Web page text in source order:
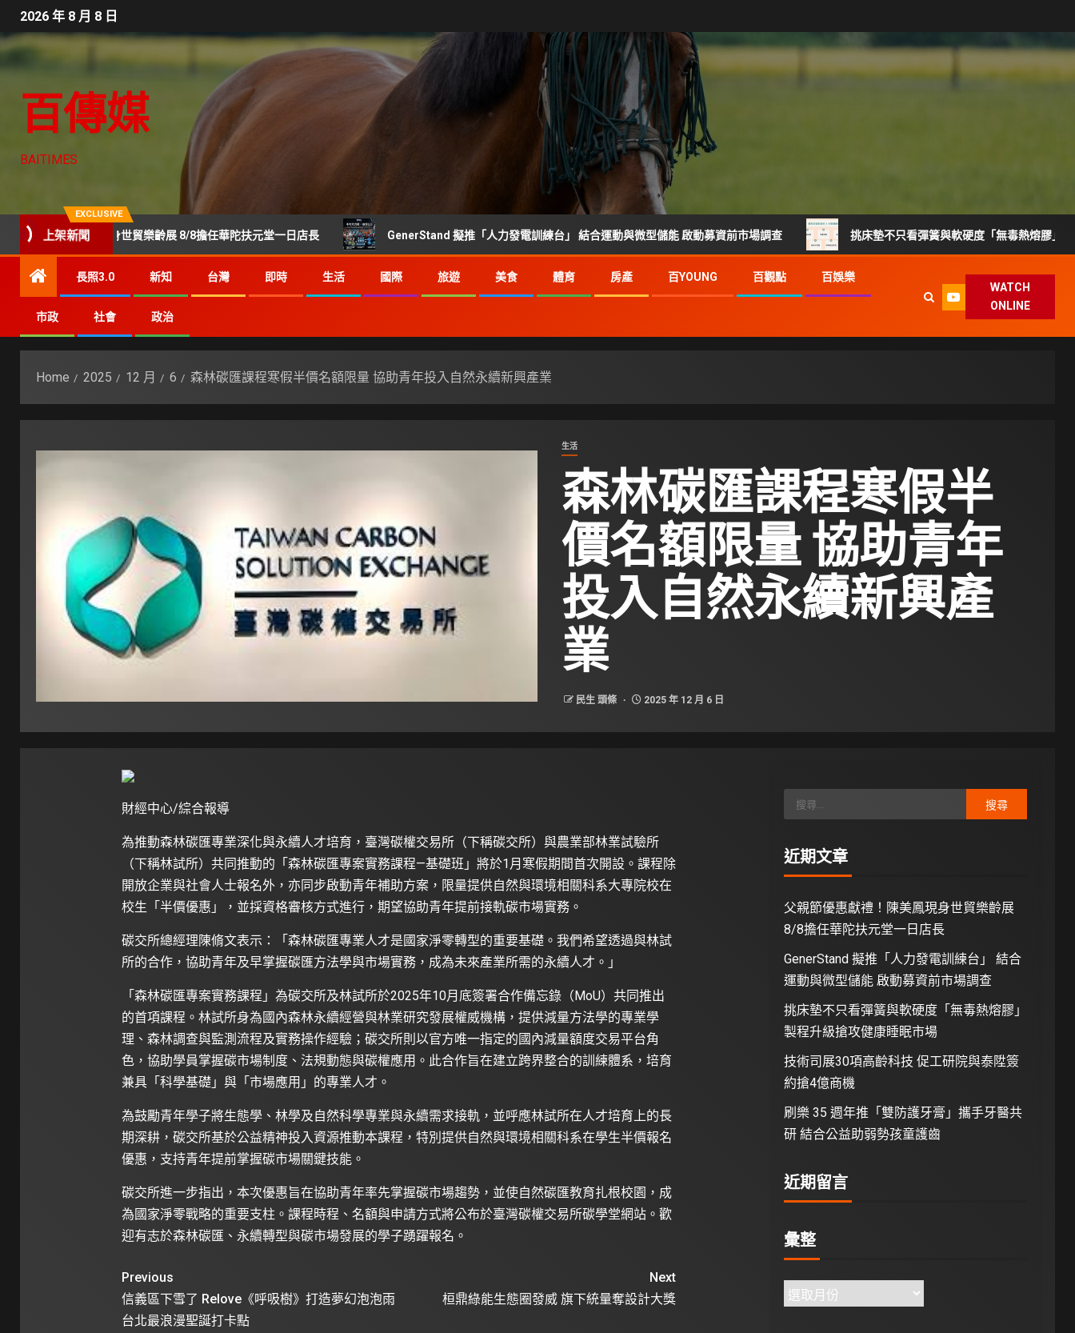
2026 年 8 月 8 日
百傳媒
BAITIMES
EXCLUSIVE
上架新聞
！陳美鳳現身世貿樂齡展 8/8擔任華陀扶元堂一日店長 GenerStand 擬推「人力發電訓練台」 結合運動與微型儲能 啟動募資前市場調查 挑床墊不只看彈簧與軟硬度「無毒熱熔膠」製程升級
長照3.0 新知 台灣 即時 生活 國際 旅遊 美食 體育 房產 百YOUNG 百觀點 百娛樂
市政 社會 政治
WATCH
ONLINE
Home 2025 12 月 6 森林碳匯課程寒假半價名額限量 協助青年投入自然永續新興產業
生活
森林碳匯課程寒假半
價名額限量 協助青年
投入自然永續新興產
業
民生 頭條 2025 年 12 月 6 日
財經中心/綜合報導
為推動森林碳匯專業深化與永續人才培育，臺灣碳權交易所（下稱碳交所）與農業部林業試驗所
（下稱林試所）共同推動的「森林碳匯專案實務課程—基礎班」將於1月寒假期間首次開設。課程除
開放企業與社會人士報名外，亦同步啟動青年補助方案，限量提供自然與環境相關科系大專院校在
校生「半價優惠」，並採資格審核方式進行，期望協助青年提前接軌碳市場實務。
碳交所總經理陳脩文表示：「森林碳匯專業人才是國家淨零轉型的重要基礎。我們希望透過與林試
所的合作，協助青年及早掌握碳匯方法學與市場實務，成為未來產業所需的永續人才。」
「森林碳匯專案實務課程」為碳交所及林試所於2025年10月底簽署合作備忘錄（MoU）共同推出
的首項課程。林試所身為國內森林永續經營與林業研究發展權威機構，提供減量方法學的專業學
理、森林調查與監測流程及實務操作經驗；碳交所則以官方唯一指定的國內減量額度交易平台角
色，協助學員掌握碳市場制度、法規動態與碳權應用。此合作旨在建立跨界整合的訓練體系，培育
兼具「科學基礎」與「市場應用」的專業人才。
為鼓勵青年學子將生態學、林學及自然科學專業與永續需求接軌，並呼應林試所在人才培育上的長
期深耕，碳交所基於公益精神投入資源推動本課程，特別提供自然與環境相關科系在學生半價報名
優惠，支持青年提前掌握碳市場關鍵技能。
碳交所進一步指出，本次優惠旨在協助青年率先掌握碳市場趨勢，並使自然碳匯教育扎根校園，成
為國家淨零戰略的重要支柱。課程時程、名額與申請方式將公布於臺灣碳權交易所碳學堂網站。歡
迎有志於森林碳匯、永續轉型與碳市場發展的學子踴躍報名。
Previous
信義區下雪了 Relove《呼吸樹》打造夢幻泡泡雨
台北最浪漫聖誕打卡點
Next
桓鼎綠能生態圈發威 旗下統量奪設計大獎
近期文章
父親節優惠獻禮！陳美鳳現身世貿樂齡展
8/8擔任華陀扶元堂一日店長
GenerStand 擬推「人力發電訓練台」 結合
運動與微型儲能 啟動募資前市場調查
挑床墊不只看彈簧與軟硬度「無毒熱熔膠」
製程升級搶攻健康睡眠市場
技術司展30項高齡科技 促工研院與泰陞簽
約搶4億商機
刷樂 35 週年推「雙防護牙膏」攜手牙醫共
研 結合公益助弱勢孩童護齒
近期留言
彙整